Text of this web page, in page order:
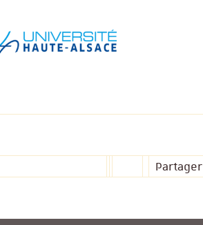
Partager